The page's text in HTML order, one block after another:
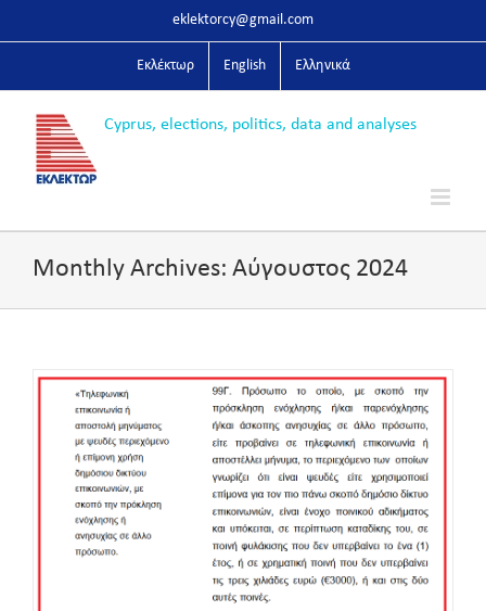
eklektorcy@gmail.com
Εκλέκτωρ English Ελληνικά
Monthly Archives: Αύγουστος 2024